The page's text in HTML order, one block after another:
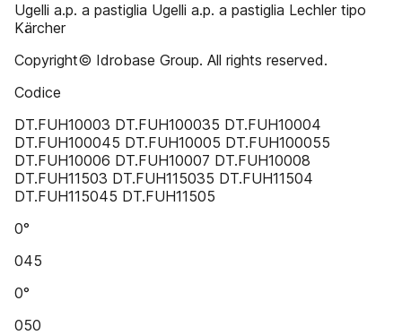
Ugelli a.p. a pastiglia Ugelli a.p. a pastiglia Lechler tipo
Kärcher
Copyright© Idrobase Group. All rights reserved.
Codice
DT.FUH10003 DT.FUH100035 DT.FUH10004
DT.FUH100045 DT.FUH10005 DT.FUH100055
DT.FUH10006 DT.FUH10007 DT.FUH10008
DT.FUH11503 DT.FUH115035 DT.FUH11504
DT.FUH115045 DT.FUH11505
0°
045
0°
050